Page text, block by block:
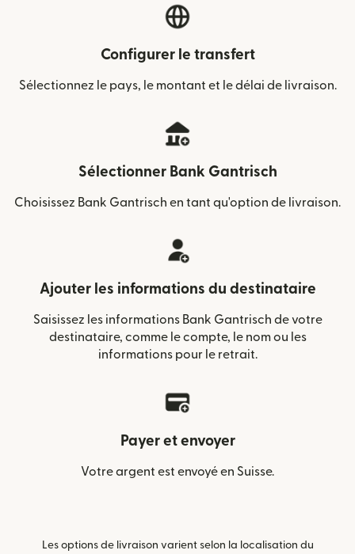
Configurer le transfert
Sélectionnez le pays, le montant et le délai de livraison.
Sélectionner Bank Gantrisch
Choisissez Bank Gantrisch en tant qu'option de livraison.
Ajouter les informations du destinataire
Saisissez les informations Bank Gantrisch de votre
destinataire, comme le compte, le nom ou les
informations pour le retrait.
Payer et envoyer
Votre argent est envoyé en Suisse.
Les options de livraison varient selon la localisation du